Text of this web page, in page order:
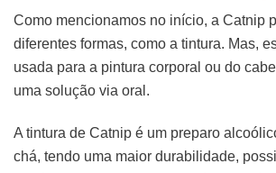
Como mencionamos no início, a Catnip
diferentes formas, como a tintura. Mas,
usada para a pintura corporal ou do
uma solução via oral.
A tintura de Catnip é um preparo
chá, tendo uma maior durabilidade,